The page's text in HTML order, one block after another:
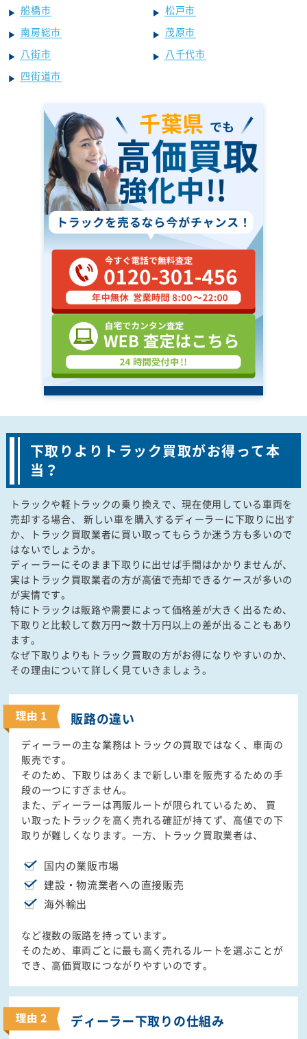
船橋市
松戸市
南房総市
茂原市
八街市
八千代市
四街道市
千葉県
下取りよりトラック買取がお得って本
当？
トラックや軽トラックの乗り換えで、現在使用している車両を
売却する場合、 新しい車を購入するディーラーに下取りに出す
か、トラック買取業者に買い取ってもらうか迷う方も多いので
はないでしょうか。
ディーラーにそのまま下取りに出せば手間はかかりませんが、
実はトラック買取業者の方が高値で売却できるケースが多いの
が実情です。
特にトラックは販路や需要によって価格差が大きく出るため、
下取りと比較して数万円〜数十万円以上の差が出ることもあり
ます。
なぜ下取りよりもトラック買取の方がお得になりやすいのか、
その理由について詳しく見ていきましょう。
販路の違い
ディーラーの主な業務はトラックの買取ではなく、車両の
販売です。
そのため、下取りはあくまで新しい車を販売するための手
段の一つにすぎません。
また、ディーラーは再販ルートが限られているため、 買
い取ったトラックを高く売れる確証が持てず、高値での下
取りが難しくなります。一方、トラック買取業者は、
国内の業販市場
建設・物流業者への直接販売
海外輸出
など複数の販路を持っています。
そのため、車両ごとに最も高く売れるルートを選ぶことが
でき、高価買取につながりやすいのです。
ディーラー下取りの仕組み